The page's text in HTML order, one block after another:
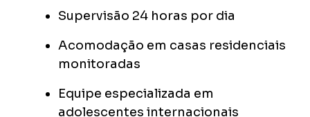
Supervisão 24 horas por dia
Acomodação em casas residenciais
monitoradas
Equipe especializada em
adolescentes internacionais